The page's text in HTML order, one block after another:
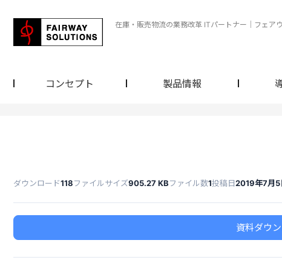
在庫・販売物流の業務改革 ITパートナー｜フェア
コンセプト 製品情報
ダウンロード118ファイルサイズ905.27 KBファイル数1投稿日2019年7月5
資料ダウ